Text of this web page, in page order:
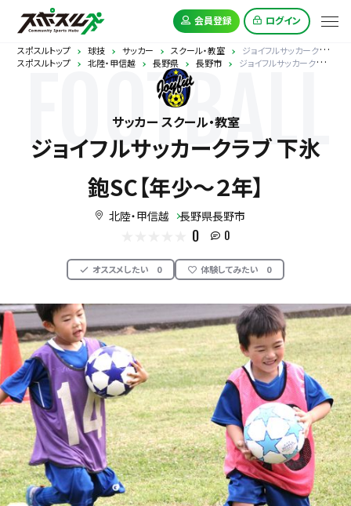
会員登録 ログイン
スポスルトップ 球技 サッカー スクール・教室
ジョイフルサッカークラブ 下氷鉋SC【年少～２年】
スポスルトップ
北陸・甲信越 長野県 長野市 ジョイフルサッカークラブ 下氷鉋SC【年少～２年】
FOOTBALL
サッカー スクール・教室
ジョイフルサッカークラブ 下氷
鉋SC【年少～２年】
北陸・甲信越 長野県長野市
0 0
オススメしたい 0 体験してみたい 0